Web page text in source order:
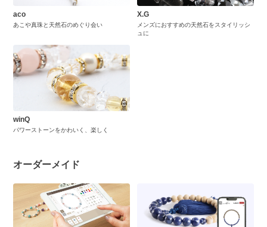
aco
あこや真珠と天然石のめぐり会い
X.G
メンズにおすすめの天然石をスタイリッシ
ュに
winQ
パワーストーンをかわいく、楽しく
オーダーメイド